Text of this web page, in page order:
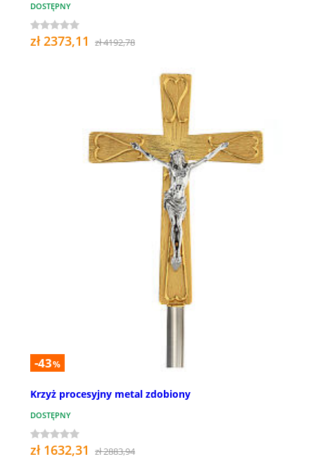
DOSTĘPNY
zł 2373,11 zł 4192,78
-43%
Krzyż procesyjny metal zdobiony
DOSTĘPNY
zł 1632,31 zł 2883,94